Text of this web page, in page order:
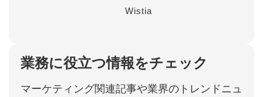
Wistia
業務に役立つ情報をチェック
マーケティング関連記事や業界のトレンドニュ